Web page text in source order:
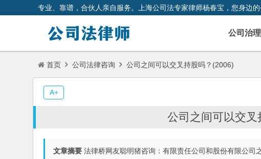
专业、靠谱，合伙人亲自服务。上海公司法专家律师杨春宝，您身边
公司治
首页 公司法律咨询 公司之间可以交叉持股吗？(2006)
公司之间可以交叉
文章摘要 法律桥网友聪明猪咨询：有限责任公司和股份有限公司
A+